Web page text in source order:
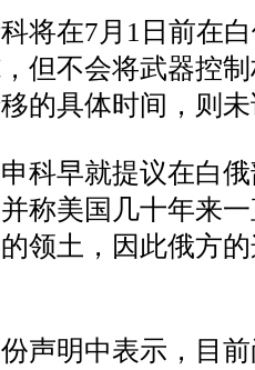
将在7 月 1 日前在
但不会将武器控
的具体时间，则
科早就提议在白
称美国几十年来
领土，因此俄方
声明中表示，目